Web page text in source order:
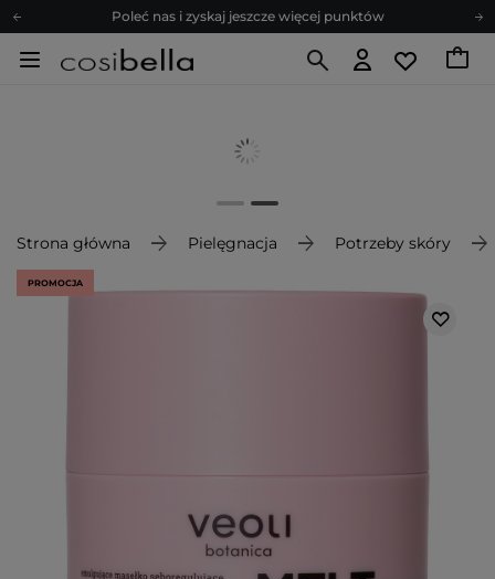
Poleć nas i zyskaj jeszcze więcej punktów
Zapisz się na newsletter pełen porad
Poleć nas i zyskaj jeszcze więcej punktów
Strona główna Pielęgnacja Potrzeby skóry
PROMOCJA